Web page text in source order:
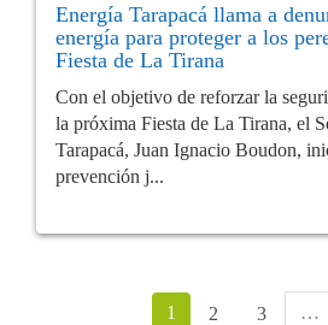
Energía Tarapacá llama a
energía para proteger a los
Fiesta de La Tirana
Con el objetivo de reforzar la
la próxima Fiesta de La Tirana, el
Tarapacá, Juan Ignacio Boudon,
prevención j...
1 2 3 …